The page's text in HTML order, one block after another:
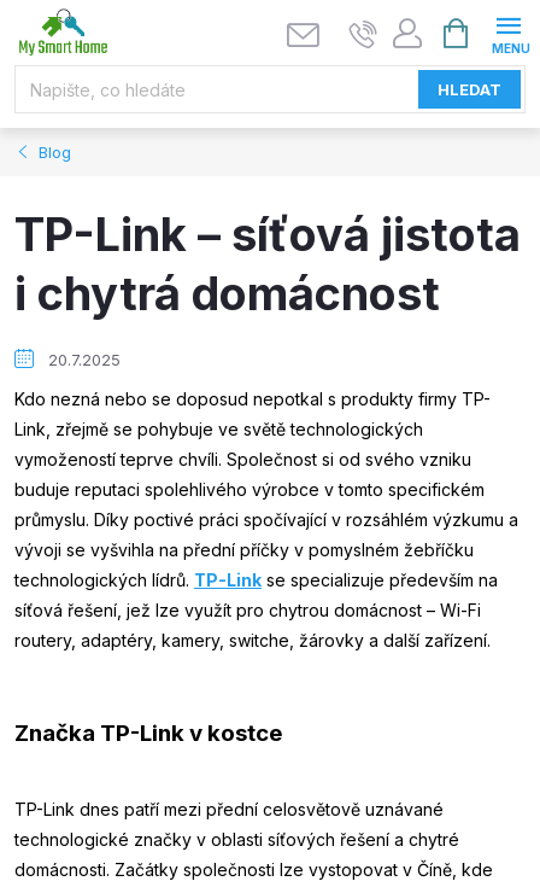
HLEDAT
NÁKUPNÍ
KOŠÍK
Blog
TP-Link – síťová jistota
i chytrá domácnost
20.7.2025
Kdo nezná nebo se doposud nepotkal s produkty firmy TP-
Link, zřejmě se pohybuje ve světě technologických
vymožeností teprve chvíli. Společnost si od svého vzniku
buduje reputaci spolehlivého výrobce v tomto specifickém
průmyslu. Díky poctivé práci spočívající v rozsáhlém výzkumu a
vývoji se vyšvihla na přední příčky v pomyslném žebříčku
technologických lídrů. TP-Link se specializuje především na
síťová řešení, jež lze využít pro chytrou domácnost – Wi-Fi
routery, adaptéry, kamery, switche, žárovky a další zařízení.
Značka TP-Link v kostce
TP-Link dnes patří mezi přední celosvětově uznávané
technologické značky v oblasti síťových řešení a chytré
domácnosti. Začátky společnosti lze vystopovat v Číně, kde